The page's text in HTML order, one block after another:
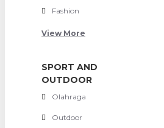
Fashion
View More
SPORT AND
OUTDOOR
Olahraga
Outdoor